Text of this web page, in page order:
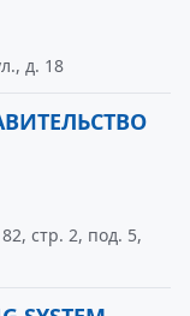
д. 18
стр. 2, под. 5,